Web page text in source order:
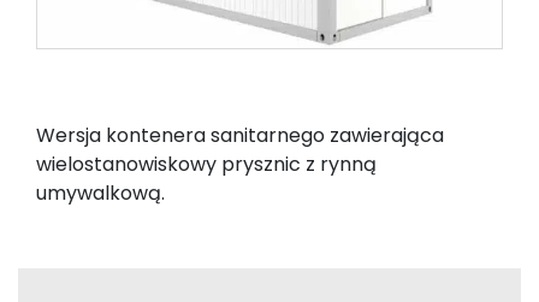
Wersja kontenera sanitarnego zawierająca
wielostanowiskowy prysznic z rynną
umywalkową.